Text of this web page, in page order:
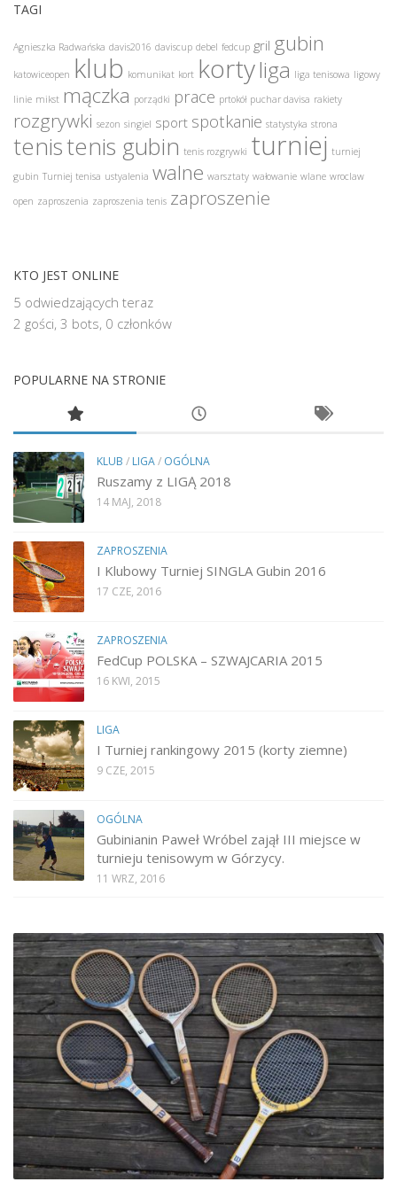
TAGI
Agnieszka Radwańska davis2016 daviscup debel fedcup gril gubin
katowiceopen klub komunikat kort kortyliga liga tenisowa ligowy
linie mikst mączka porządki prace prtokół puchar davisa rakiety
rozgrywki sezon singiel sport spotkanie statystyka strona
tenistenis gubin tenis rozgrywki turniej turniej
gubin Turniej tenisa ustyalenia walne warsztaty wałowanie wlane wroclaw
open zaproszenia zaproszenia tenis zaproszenie
KTO JEST ONLINE
5 odwiedzających teraz
2 gości, 3 bots, 0 członków
POPULARNE NA STRONIE
KLUB / LIGA/ OGÓLNA
Ruszamy z LIGĄ 2018
14 MAJ, 2018
ZAPROSZENIA
I Klubowy Turniej SINGLA Gubin 2016
17 CZE, 2016
ZAPROSZENIA
FedCup POLSKA – SZWAJCARIA 2015
16 KWI, 2015
LIGA
I Turniej rankingowy 2015 (korty ziemne)
9 CZE, 2015
OGÓLNA
Gubinianin Paweł Wróbel zajął III miejsce w
turnieju tenisowym w Górzycy.
11 WRZ, 2016